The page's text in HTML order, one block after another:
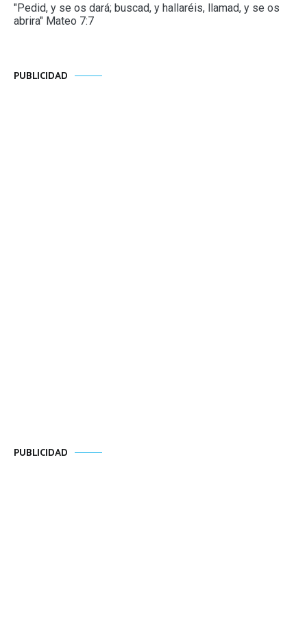
"Pedid, y se os dará; buscad, y hallaréis, llamad, y se os
abrira" Mateo 7:7
PUBLICIDAD
PUBLICIDAD